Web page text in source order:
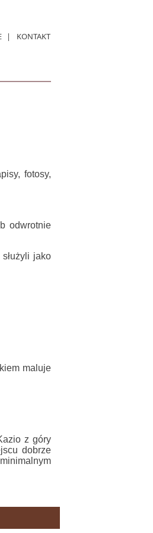
KONTAKT
fotosy,
odwrotnie
jako
maluje
z góry
dobrze